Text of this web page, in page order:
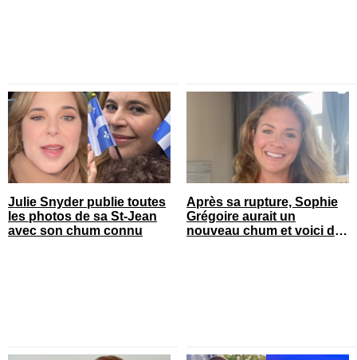
Julie Snyder publie toutes
les photos de sa St-Jean
avec son chum connu
Après sa rupture, Sophie
Grégoire aurait un
nouveau chum et voici de